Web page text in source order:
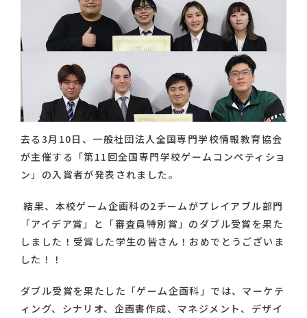
去る3月10日、一般社団法人全国専門学校情報教育協会
が主催する「第11回全国専門学校ゲームコンペティショ
ン」の入賞者が発表されました。
結果、本校ゲーム企画科の2チームがプレイアブル部門
「アイデア賞」と「審査員特別賞」のダブル受賞を果た
しました！受賞した学生の皆さん！おめでとうございま
した！！
ダブル受賞を果たした「ゲーム企画科」では、マーケテ
ィング、シナリオ、企画書作成、マネジメント、デザイ